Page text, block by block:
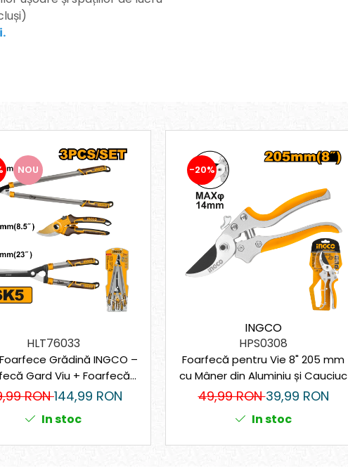
.
NOU
HLT76033
Grădină INGCO –
Gard Viu + Foarfecă
+ Foarfecă Crengi Groase,
RON144,99 RON
In stoc
-20%
INGCO
HPS0308
Foarfecă pentru Vie 8" 205 mm
cu Mâner din Aluminiu și Cauciuc
49,99 RON39,99 RON
In stoc